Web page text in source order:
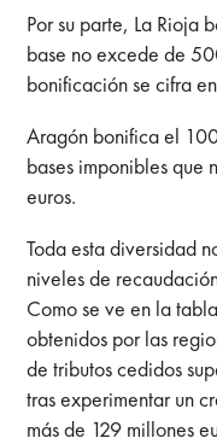
Por su parte, La Rioja
base no excede de
bonificación se cifra
Aragón bonifica el
bases imponibles que
euros.
Toda esta diversidad
niveles de
Como se ve en la
obtenidos por las
de tributos cedidos
tras experimentar un
más de 129 millones